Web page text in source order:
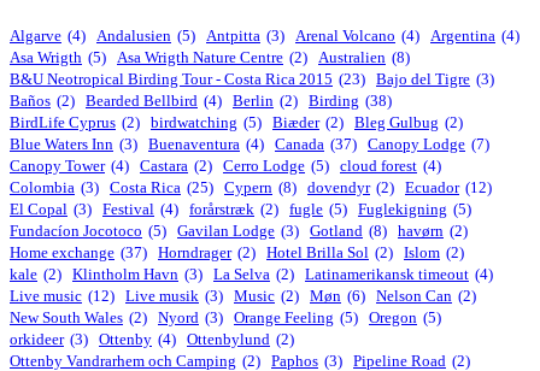
Algarve (4) Andalusien (5) Antpitta (3) Arenal Volcano (4) Argentina (4)
Asa Wrigth (5) Asa Wrigth Nature Centre (2) Australien (8)
B&U Neotropical Birding Tour - Costa Rica 2015 (23) Bajo del Tigre (3)
Baños (2) Bearded Bellbird (4) Berlin (2) Birding (38)
BirdLife Cyprus (2) birdwatching (5) Biæder (2) Bleg Gulbug (2)
Blue Waters Inn (3) Buenaventura (4) Canada (37) Canopy Lodge (7)
Canopy Tower (4) Castara (2) Cerro Lodge (5) cloud forest (4)
Colombia (3) Costa Rica (25) Cypern (8) dovendyr (2) Ecuador (12)
El Copal (3) Festival (4) forårstræk (2) fugle (5) Fuglekigning (5)
Fundacíon Jocotoco (5) Gavilan Lodge (3) Gotland (8) havørn (2)
Home exchange (37) Horndrager (2) Hotel Brilla Sol (2) Islom (2)
kale (2) Klintholm Havn (3) La Selva (2) Latinamerikansk timeout (4)
Live music (12) Live musik (3) Music (2) Møn (6) Nelson Can (2)
New South Wales (2) Nyord (3) Orange Feeling (5) Oregon (5)
orkideer (3) Ottenby (4) Ottenbylund (2)
Ottenby Vandrarhem och Camping (2) Paphos (3) Pipeline Road (2)